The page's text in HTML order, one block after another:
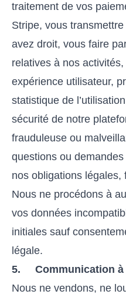
traitement de vos
Stripe, vous
avez droit, vous faire
relatives à nos
expérience utilisateur,
statistique de
sécurité de notre
frauduleuse ou
questions ou
nos obligations légales,
Nous ne procédons à
vos données
initiales sauf
légale.
5. Communication à
Nous ne vendons, ne